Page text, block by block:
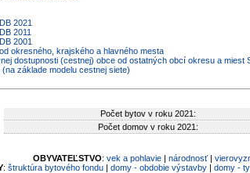
2021
2011
2001
okresného, krajského a hlavného mesta
dostupnosti (cestnej) obce od ostatných obcí okresu a miest
základe modelu cestnej siete)
Počet bytov v roku 2021:
Počet domov v roku 2021:
OBYVATEĽSTVO: vek a pohlavie | národnosť|
: štruktúra bytového fondu| domy - obdobie výstavby| domy -